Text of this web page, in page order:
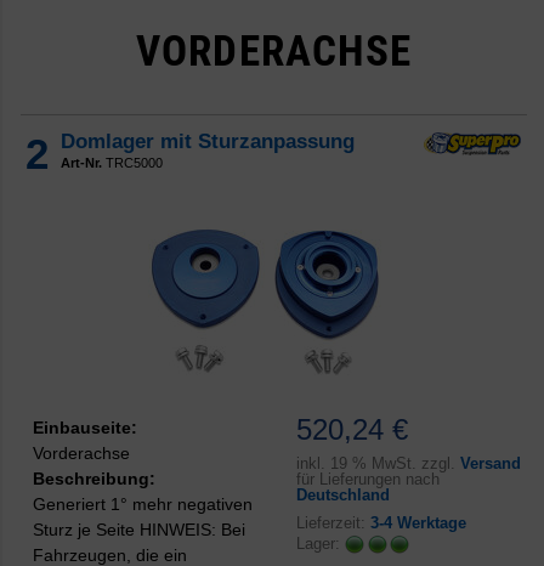
VORDERACHSE
2 Domlager mit Sturzanpassung
Art-Nr. TRC5000
520,24 €
inkl. 19 % MwSt. zzgl. Versand
für Lieferungen nach
Deutschland
Lieferzeit: 3-4 Werktage
Lager:
Einbauseite:
Vorderachse
Beschreibung:
Generiert 1° mehr negativen
Sturz je Seite HINWEIS: Bei
Fahrzeugen, die ein